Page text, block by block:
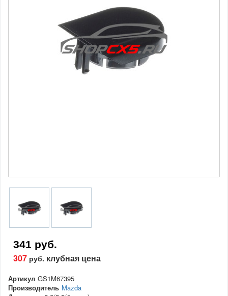
341 руб.
307 руб. клубная цена
Артикул GS1M67395
Производитель Mazda